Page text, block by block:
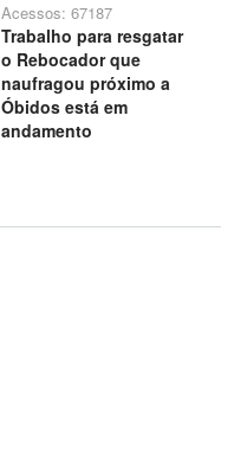
Acessos: 67187
Trabalho para resgatar
o Rebocador que
naufragou próximo a
Óbidos está em
andamento